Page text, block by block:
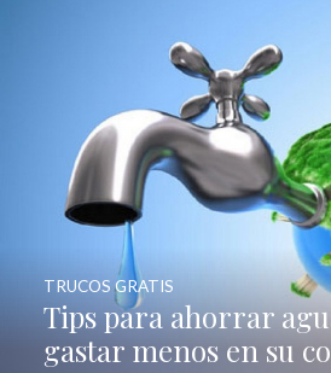
Tips para ahorrar
gastar menos en su
TRUCOS GRATIS